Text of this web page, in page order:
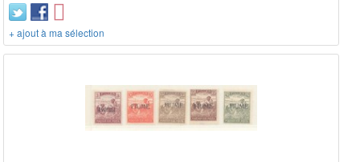
+ ajout à ma sélection